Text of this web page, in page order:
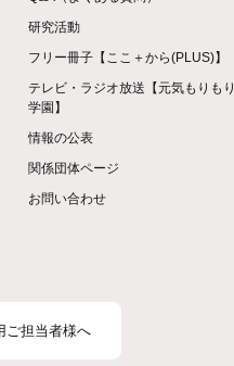
研究活動
フリー冊子【ここ＋から(PLUS)】
テレビ・ラジオ放送【元気もりもり
学園】
情報の公表
関係団体ページ
お問い合わせ
ご担当者様へ